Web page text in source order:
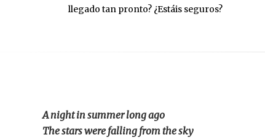
llegado tan pronto? ¿Estáis seguros?
A night in summer long ago
The stars were falling from the sky